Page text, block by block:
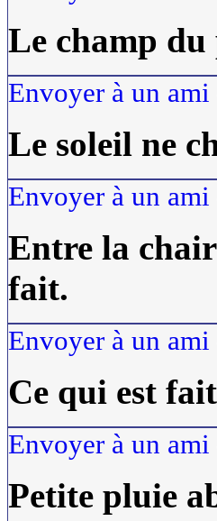
Le champ du
Envoyer à un ami
Le soleil ne
Envoyer à un ami
Entre la
fait.
Envoyer à un ami
Ce qui est
Envoyer à un ami
Petite pluie